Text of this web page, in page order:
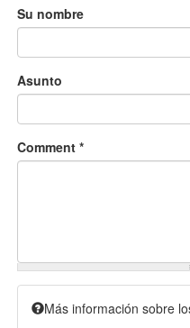
Su nombre
Asunto
Comment *
Más información sobre